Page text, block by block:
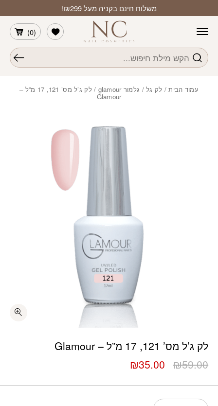
משלוח חינם בקניה מעל ₪299!
חיפוש
(
0
)
הרשימה שלי
עמוד הבית/ לק גל/ גלמור glamour / לק ג’ל מס’ 121, 17 מ”ל –
Glamour
לק ג’ל מס’ 121, 17 מ”ל – Glamour
₪59.00
המחיר
היה:
₪59.00.
₪35.00 המחיר
הוא: